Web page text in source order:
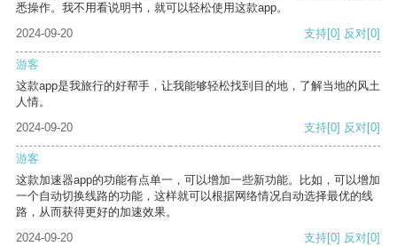
悉操作。我不用看说明书，就可以轻松使用这款app。
2024-09-20
支持[0] 反对[0]
游客
这款app是我旅行的好帮手，让我能够轻松找到目的地，了解当地的风土
人情。
2024-09-20
支持[0] 反对[0]
游客
这款加速器app的功能有点单一，可以增加一些新功能。比如，可以增加
一个自动切换线路的功能，这样就可以根据网络情况自动选择最优的线
路，从而获得更好的加速效果。
2024-09-20
支持[0] 反对[0]